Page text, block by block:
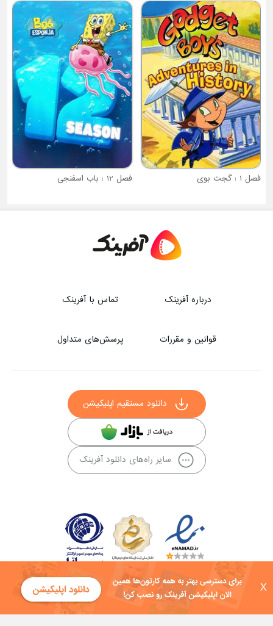
X
فصل 12 : باب اسفنجی
فصل 3 : واندلا
درباره آفرینک تماس با آفرینک
قوانین و مقررات پرسش‌های متداول
دانلود مستقیم اپلیکیشن
سایر راه‌های دانلود آفرینک
کلیه حقوق این سایت به شرکت توسعه فناوی هفت آسمان توکان تعلق دارد و